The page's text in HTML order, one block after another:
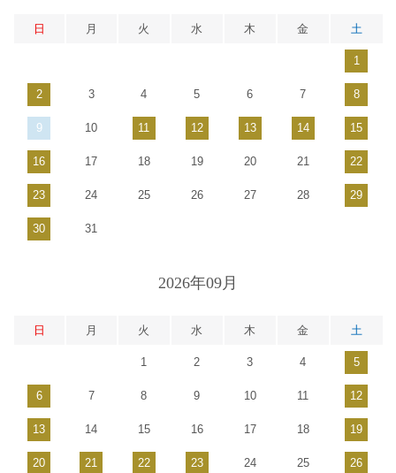
日 月 火 水 木 金 土
1
2 3 4 5 6 7 8
9 10 11 12 13 14 15
16 17 18 19 20 21 22
23 24 25 26 27 28 29
30 31
2026年09月
日 月 火 水 木 金 土
1 2 3 4 5
6 7 8 9 10 11 12
13 14 15 16 17 18 19
20 21 22 23 24 25 26